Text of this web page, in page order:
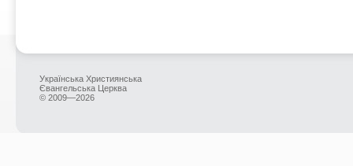
Українська Християнська
Євангельська Церква
© 2009—2026